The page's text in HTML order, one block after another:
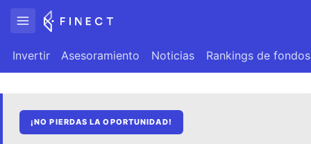
Invertir Asesoramiento Noticias Rankings de fondos
¡NO PIERDAS LA OPORTUNIDAD!